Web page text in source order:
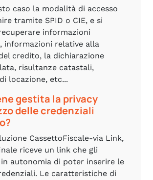
caso la modalità di accesso
tramite SPID o CIE, e si
informazioni
informazioni relative alla
credito, la dichiarazione
risultanze catastali,
locazione, etc...
gestita la privacy
delle credenziali
CassettoFiscale-via Link,
riceve un link che gli
autonomia di poter inserire le
Le caratteristiche di